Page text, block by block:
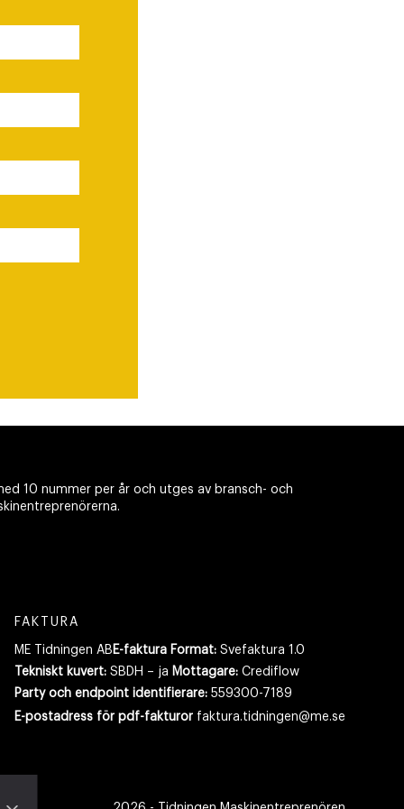
10 nummer per år och utges av bransch- och
FAKTURA
ME Tidningen AB E-faktura Format:Svefaktura 1.0
Tekniskt kuvert:SBDH – ja Mottagare:Crediflow
Party och endpoint identifierare:559300-7189
E-postadress för pdf-fakturor faktura.tidningen@me.se